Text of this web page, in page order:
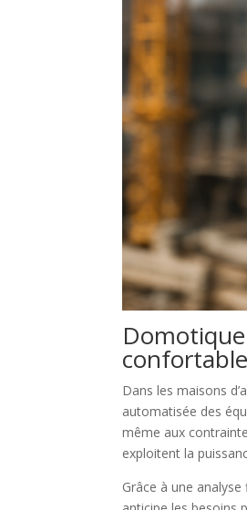
Dans les maisons
automatisée des
même aux
exploitent la
Grâce à une